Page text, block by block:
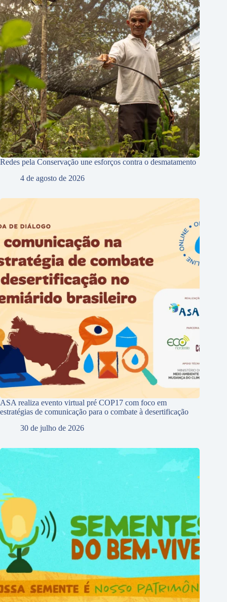
Redes pela Conservação une esforços contra o desmatamento
4 de agosto de 2026
ASA realiza evento virtual pré COP17 com foco em
estratégias de comunicação para o combate à desertificação
30 de julho de 2026